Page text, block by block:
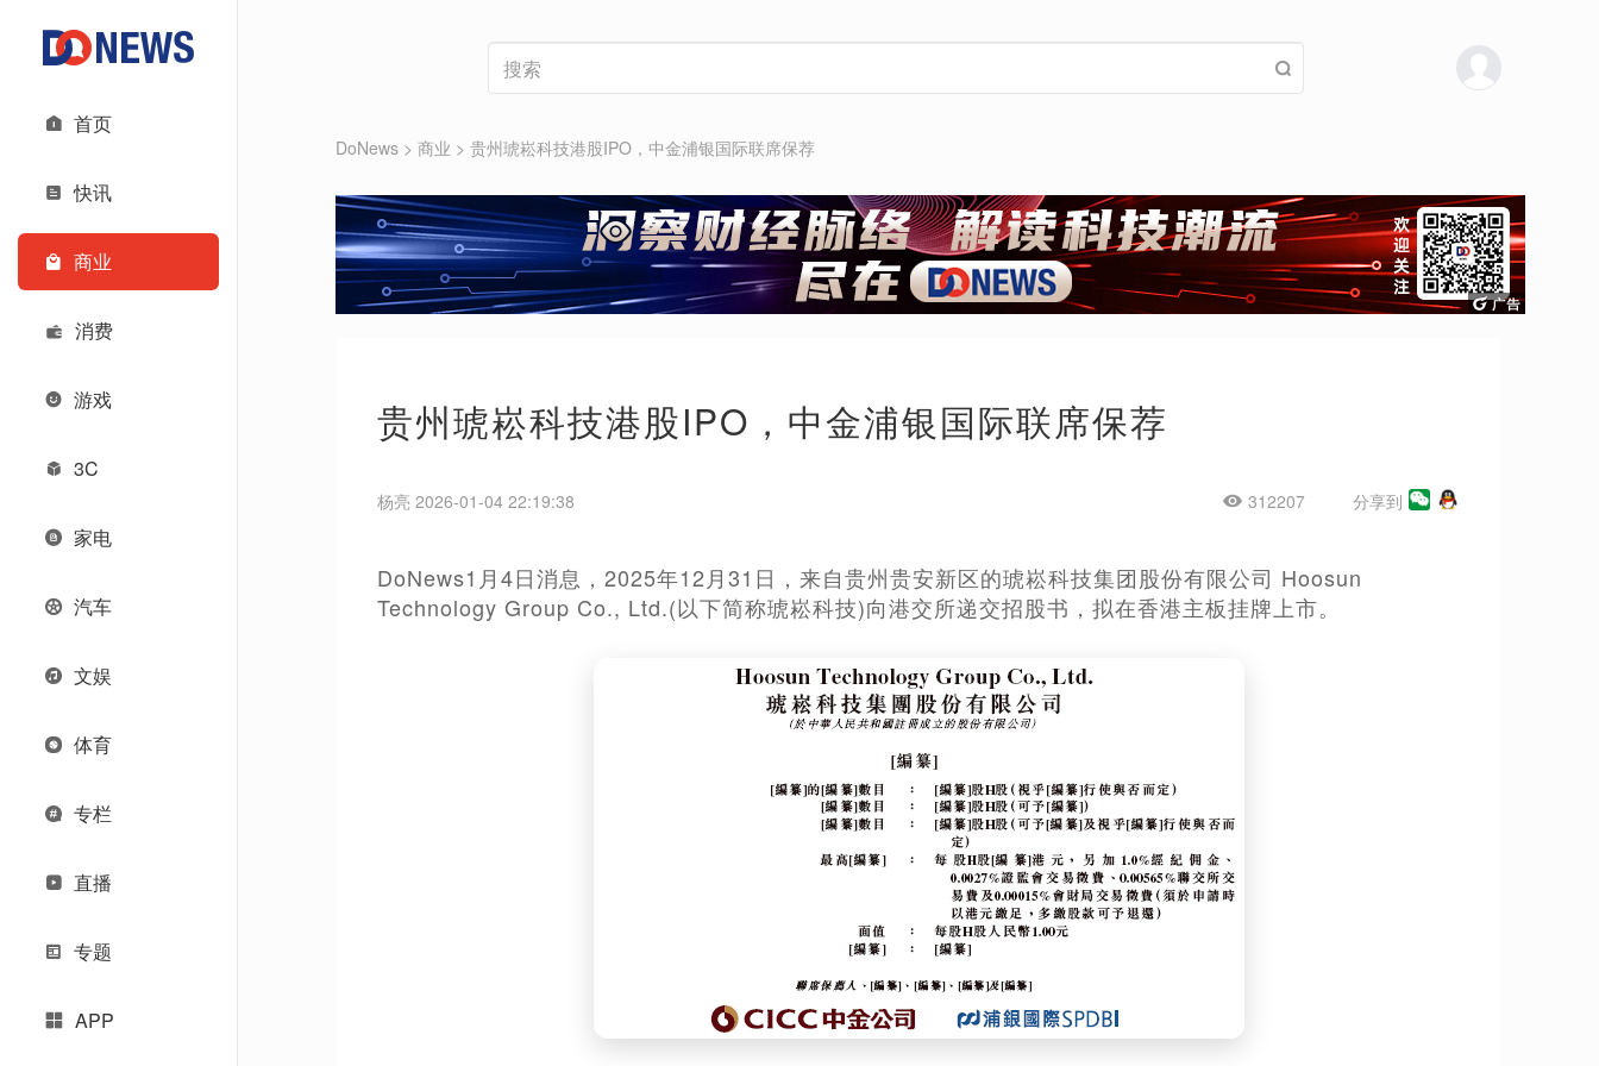
首页
快讯
商业
消费
游戏
3C
家电
汽车
文娱
体育
专栏
直播
专题
APP
DoNews > 商业 > 贵州琥崧科技港股IPO，中金浦银国际联席保荐
贵州琥崧科技港股IPO，中金浦银国际联席保荐
杨亮 2026-01-04 22:19:38 312207 分享到
DoNews1月4日消息，2025年12月31日，来自贵州贵安新区的琥崧科技集团股份有限公司 Hoosun
Technology Group Co., Ltd.(以下简称琥崧科技)向港交所递交招股书，拟在香港主板挂牌上市。